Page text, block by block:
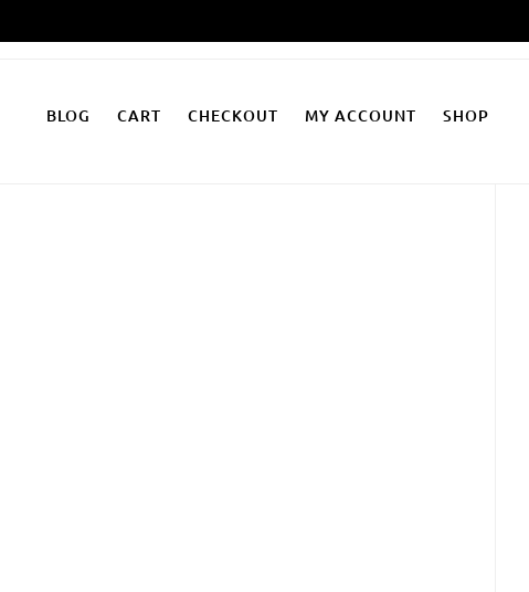
Inhalt
BLOG CART CHECKOUT MY ACCOUNT SHOP